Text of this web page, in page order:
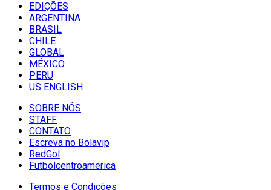
EDIÇÕES
ARGENTINA
BRASIL
CHILE
GLOBAL
MÉXICO
PERU
US ENGLISH
SOBRE NÓS
STAFF
CONTATO
Escreva no Bolavip
RedGol
Futbolcentroamerica
Termos e Condições